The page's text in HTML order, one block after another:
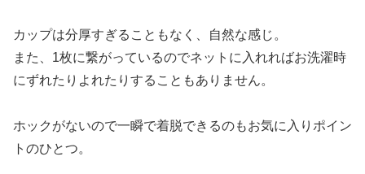
カップは分厚すぎることもなく、自然な感じ。
また、1枚に繋がっているのでネットに入れればお洗濯時
にずれたりよれたりすることもありません。
ホックがないので一瞬で着脱できるのもお気に入りポイン
トのひとつ。